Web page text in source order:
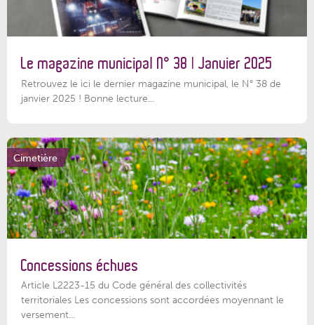
Le magazine municipal N° 38 | Janvier 2025
Retrouvez le ici le dernier magazine municipal, le N° 38 de
janvier 2025 ! Bonne lecture...
Cimetière
Concessions échues
Article L2223-15 du Code général des collectivités
territoriales Les concessions sont accordées moyennant le
versement...